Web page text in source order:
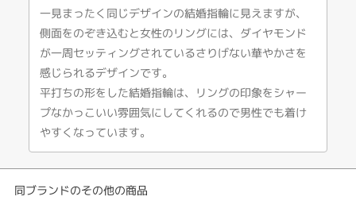
紹介文
MACHERIE マシェリ vita ヴィータ
人生 一瞬一瞬が宝物
平打ちタイプのシンプルな結婚指輪ですが、側面に一周ダイヤモンドをセッ
ティング。
さりげない輝きを取り入れることができるのでシンプル好きでも、ゴージャ
ス好きでも合わせやすいデザインです。
【Pt950,K18YG/PGにて製作可能】
※税込み価格になります。
一見まったく同じデザインの結婚指輪に見えますが、
側面をのぞき込むと女性のリングには、ダイヤモンド
が一周セッティングされているさりげない華やかさを
感じられるデザインです。
平打ちの形をした結婚指輪は、リングの印象をシャー
プなかっこいい雰囲気にしてくれるので男性でも着け
やすくなっています。
同ブランドのその他の商品